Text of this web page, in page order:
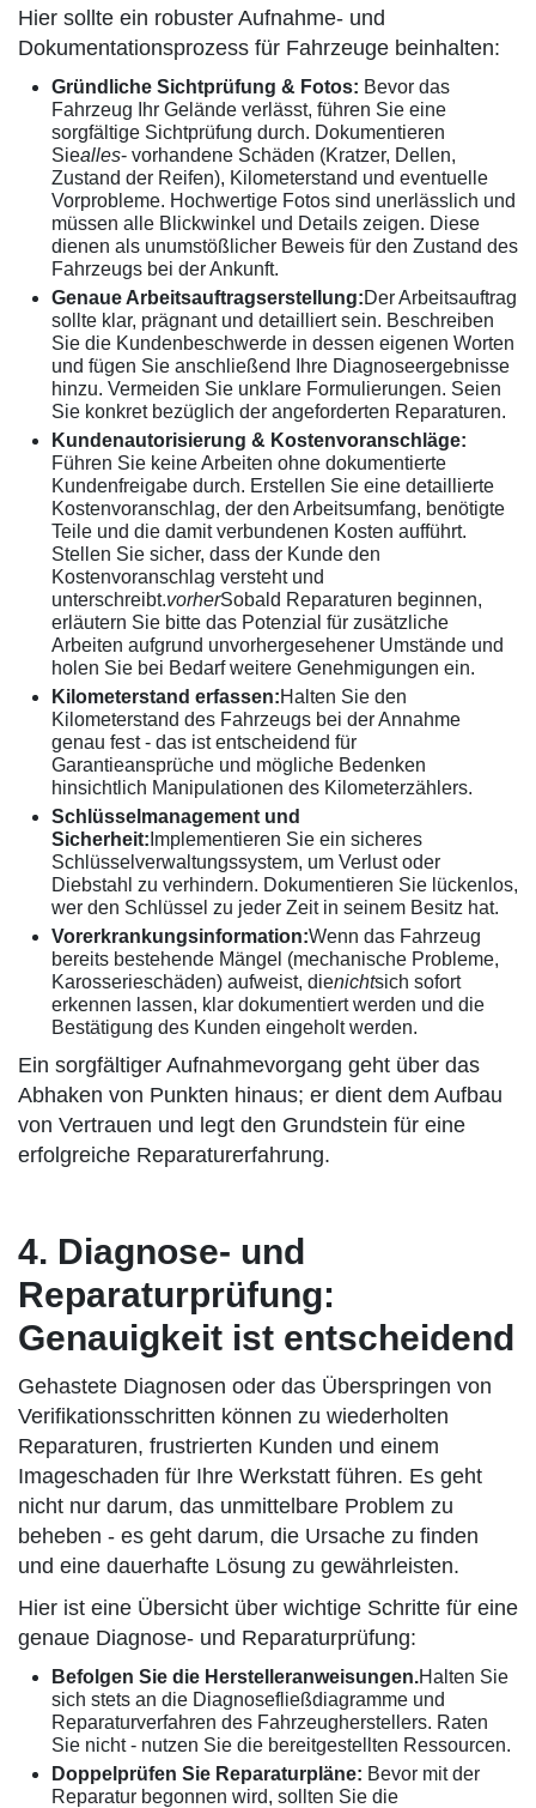
Hier sollte ein robuster Aufnahme- und
Dokumentationsprozess für Fahrzeuge beinhalten:
Gründliche Sichtprüfung & Fotos: Bevor das
Fahrzeug Ihr Gelände verlässt, führen Sie eine
sorgfältige Sichtprüfung durch. Dokumentieren
Siealles- vorhandene Schäden (Kratzer, Dellen,
Zustand der Reifen), Kilometerstand und eventuelle
Vorprobleme. Hochwertige Fotos sind unerlässlich und
müssen alle Blickwinkel und Details zeigen. Diese
dienen als unumstößlicher Beweis für den Zustand des
Fahrzeugs bei der Ankunft.
Genaue Arbeitsauftragserstellung:Der Arbeitsauftrag
sollte klar, prägnant und detailliert sein. Beschreiben
Sie die Kundenbeschwerde in dessen eigenen Worten
und fügen Sie anschließend Ihre Diagnoseergebnisse
hinzu. Vermeiden Sie unklare Formulierungen. Seien
Sie konkret bezüglich der angeforderten Reparaturen.
Kundenautorisierung & Kostenvoranschläge:
Führen Sie keine Arbeiten ohne dokumentierte
Kundenfreigabe durch. Erstellen Sie eine detaillierte
Kostenvoranschlag, der den Arbeitsumfang, benötigte
Teile und die damit verbundenen Kosten aufführt.
Stellen Sie sicher, dass der Kunde den
Kostenvoranschlag versteht und
unterschreibt.vorherSobald Reparaturen beginnen,
erläutern Sie bitte das Potenzial für zusätzliche
Arbeiten aufgrund unvorhergesehener Umstände und
holen Sie bei Bedarf weitere Genehmigungen ein.
Kilometerstand erfassen:Halten Sie den
Kilometerstand des Fahrzeugs bei der Annahme
genau fest - das ist entscheidend für
Garantieansprüche und mögliche Bedenken
hinsichtlich Manipulationen des Kilometerzählers.
Schlüsselmanagement und
Sicherheit: Implementieren Sie ein sicheres
Schlüsselverwaltungssystem, um Verlust oder
Diebstahl zu verhindern. Dokumentieren Sie lückenlos,
wer den Schlüssel zu jeder Zeit in seinem Besitz hat.
Vorerkrankungsinformation:Wenn das Fahrzeug
bereits bestehende Mängel (mechanische Probleme,
Karosserieschäden) aufweist, dienichtsich sofort
erkennen lassen, klar dokumentiert werden und die
Bestätigung des Kunden eingeholt werden.
Ein sorgfältiger Aufnahmevorgang geht über das
Abhaken von Punkten hinaus; er dient dem Aufbau
von Vertrauen und legt den Grundstein für eine
erfolgreiche Reparaturerfahrung.
4. Diagnose- und
Reparaturprüfung:
Genauigkeit ist entscheidend
Gehastete Diagnosen oder das Überspringen von
Verifikationsschritten können zu wiederholten
Reparaturen, frustrierten Kunden und einem
Imageschaden für Ihre Werkstatt führen. Es geht
nicht nur darum, das unmittelbare Problem zu
beheben - es geht darum, die Ursache zu finden
und eine dauerhafte Lösung zu gewährleisten.
Hier ist eine Übersicht über wichtige Schritte für eine
genaue Diagnose- und Reparaturprüfung:
Befolgen Sie die Herstelleranweisungen.Halten Sie
sich stets an die Diagnosefließdiagramme und
Reparaturverfahren des Fahrzeugherstellers. Raten
Sie nicht - nutzen Sie die bereitgestellten Ressourcen.
Doppelprüfen Sie Reparaturpläne: Bevor mit der
Reparatur begonnen wird, sollten Sie die